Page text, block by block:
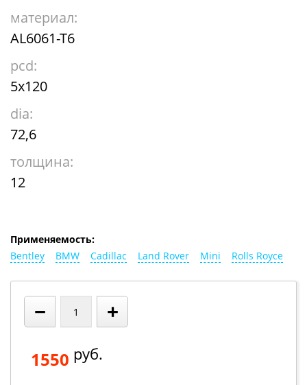
материал:
AL6061-T6
pcd:
5x120
dia:
72,6
толщина:
12
Применяемость:
Bentley
BMW Cadillac Land Rover Mini Rolls Royce
− +
1550 руб.